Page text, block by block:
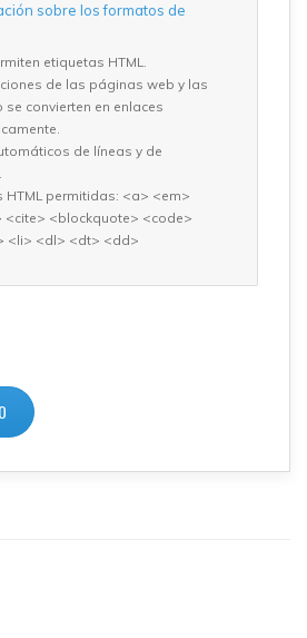
sobre los formatos de
etiquetas HTML.
de las páginas web y las
se convierten en enlaces
de líneas y de
HTML permitidas: <a> <em>
<cite> <blockquote> <code>
<li> <dl> <dt> <dd>